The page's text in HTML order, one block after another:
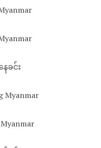
ခင်း
Myanmar